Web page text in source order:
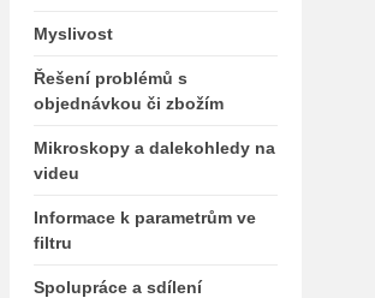
Myslivost
Řešení problémů s
objednávkou či zbožím
Mikroskopy a dalekohledy na
videu
Informace k parametrům ve
filtru
Spolupráce a sdílení